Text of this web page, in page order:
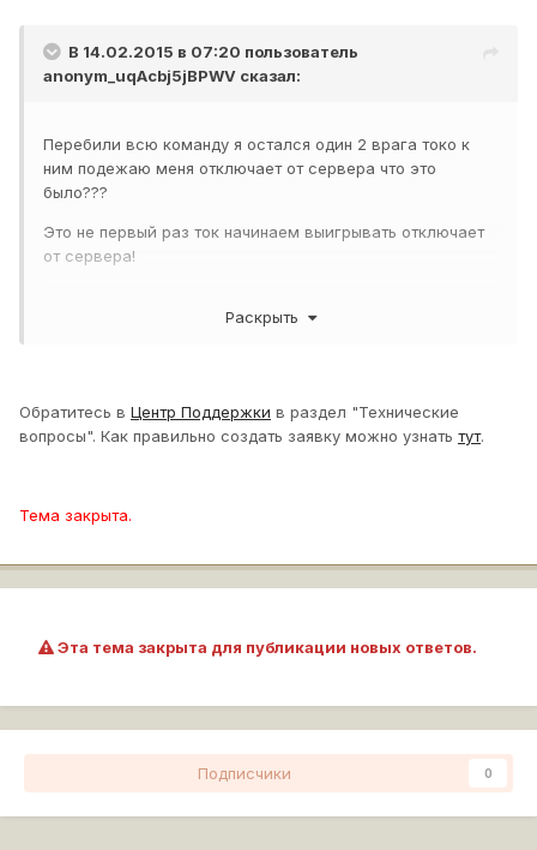
В 14.02.2015 в 07:20 пользователь
anonym_uqAcbj5jBPWV сказал:
Перебили всю команду я остался один 2 врага токо к
ним подежаю меня отключает от сервера что это
было???
Это не первый раз ток начинаем выигрывать отключает
от сервера!
Раскрыть
Обратитесь в Центр Поддержки в раздел "Технические
вопросы". Как правильно создать заявку можно узнать тут.
Тема закрыта.
Эта тема закрыта для публикации новых ответов.
Подписчики 0